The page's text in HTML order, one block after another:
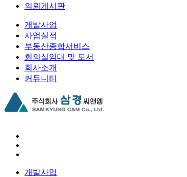
의뢰게시판
개발사업
사업실적
부동산종합서비스
회의실임대 및 도서
회사소개
커뮤니티
개발사업